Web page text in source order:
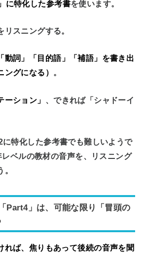
に特化した参考書を使います。
スニングする。
動詞」「目的語」「補語」を書き出
グになる） 。
ーション」 、できれば「シャドーイ
に特化した参考書でも難しいようで
ベルの教材の音声を、リスニング
Part4」は、可能な限り「冒頭の
れば、焦りもあって後続の音声を聞